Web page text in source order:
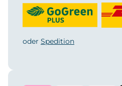
oder Spedition